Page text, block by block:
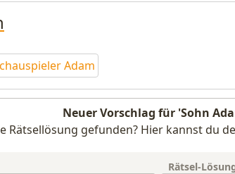
Adam
Neuer Vorschlag für 'Sohn
Rätsellösung gefunden? Hier kannst du
Rätsel-